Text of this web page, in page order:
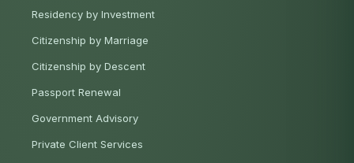
Residency by Investment
Citizenship by Marriage
Citizenship by Descent
Passport Renewal
Government Advisory
Private Client Services